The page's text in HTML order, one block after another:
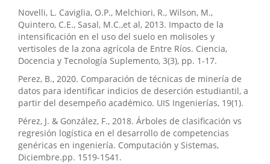
Novelli, L. Caviglia, O.P., Melchiori, R., Wilson, M.,
Quintero, C.E., Sasal, M.C.,et al, 2013. Impacto de la
intensificación en el uso del suelo en molisoles y
vertisoles de la zona agrícola de Entre Ríos. Ciencia,
Docencia y Tecnología Suplemento, 3(3), pp. 1-17.
Perez, B., 2020. Comparación de técnicas de minería de
datos para identificar indicios de deserción estudiantil, a
partir del desempeño académico. UIS Ingenierías, 19(1).
Pérez, J. & González, F., 2018. Árboles de clasificación vs
regresión logística en el desarrollo de competencias
genéricas en ingeniería. Computación y Sistemas,
Diciembre.pp. 1519-1541.